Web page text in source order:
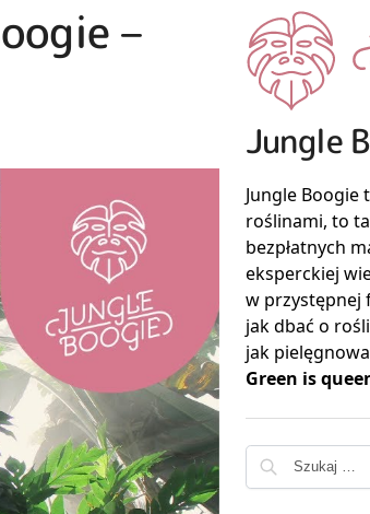
–
Jungle
Jungle Boogie
roślinami, to
bezpłatnych
eksperckiej
w przystępnej
jak dbać o
jak
Green is